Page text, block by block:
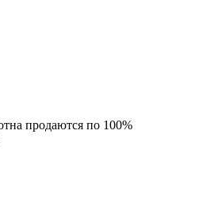
продаются по 100%